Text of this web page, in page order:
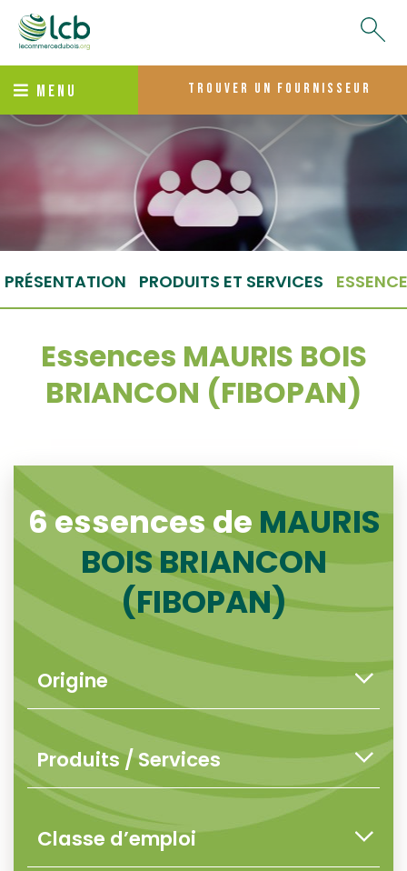
MENU trouver un fournisseur
PRÉSENTATION PRODUITS ET SERVICES
Essences MAURIS BOIS
BRIANCON (FIBOPAN)
6 essences de MAURIS
BOIS BRIANCON
(FIBOPAN)